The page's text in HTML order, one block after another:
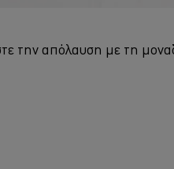
την απόλαυση με τη